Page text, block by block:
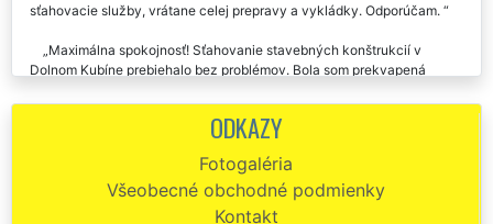
sťahovacie služby, vrátane celej prepravy a vykládky. Odporúčam.
Maximálna spokojnosť! Sťahovanie stavebných konštrukcií v
Dolnom Kubíne prebiehalo bez problémov. Bola som prekvapená
Všetok stavebný materiál vynosili presne tak, ako som si priala. Túto
sťahovaciu spoločnosť môžem len odporučiť!
ODKAZY
Fotogaléria
Všeobecné obchodné podmienky
Kontakt